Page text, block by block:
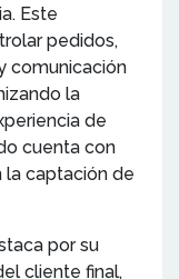
Este
pedidos,
comunicación
la
de
cuenta con
la captación de
por su
cliente final,